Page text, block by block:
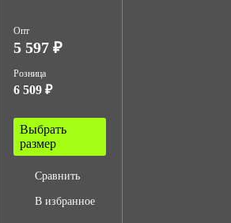
Опт
5 597 ₽
Розница
6 509 ₽
Выбрать
размер
Сравнить
В избранное